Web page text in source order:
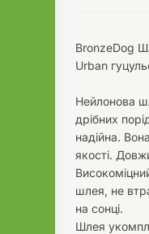
BronzeDog
Urban
Нейлонова
дрібних
надійна.
якості.
шлея, не
на сонці.
Шлея